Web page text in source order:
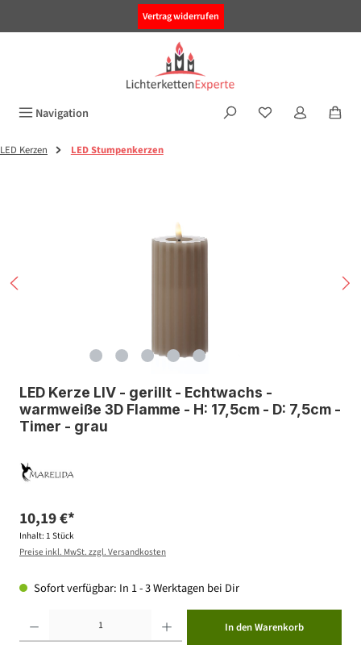
Vertrag widerrufen
Navigation
LED Kerzen LED Stumpenkerzen
LED Kerze LIV - gerillt - Echtwachs -
warmweiße 3D Flamme - H: 17,5cm - D: 7,5cm -
Timer - grau
10,19 €*
Inhalt: 1 Stück
Preise inkl. MwSt. zzgl. Versandkosten
Sofort verfügbar: In 1 - 3 Werktagen bei Dir
In den Warenkorb